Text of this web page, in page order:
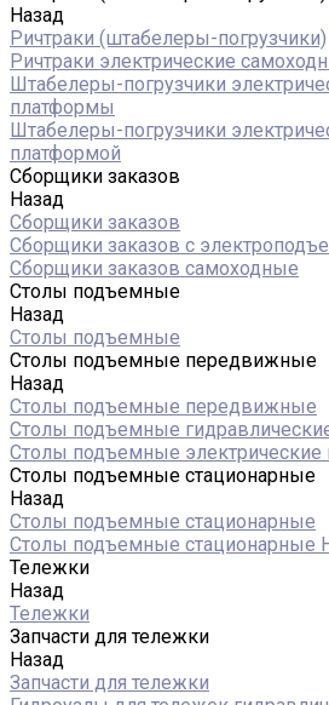
Назад
Ричтраки (штабелеры-погрузчики)
Ричтраки электрические
Штабелеры-погрузчики
платформы
Штабелеры-погрузчики
платформой
Сборщики заказов
Назад
Сборщики заказов
Сборщики заказов с
Сборщики заказов самоходные
Столы подъемные
Назад
Столы подъемные
Столы подъемные передвижные
Назад
Столы подъемные передвижные
Столы подъемные
Столы подъемные
Столы подъемные стационарные
Назад
Столы подъемные стационарные
Столы подъемные стационарные
Тележки
Назад
Тележки
Запчасти для тележки
Назад
Запчасти для тележки